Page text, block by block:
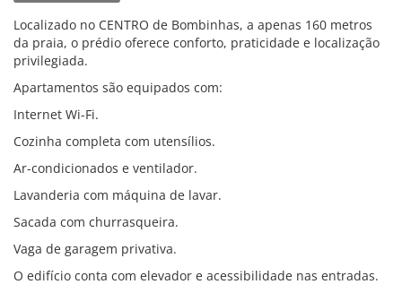
Localizado no CENTRO de Bombinhas, a apenas 160 metros
da praia, o prédio oferece conforto, praticidade e localização
privilegiada.
Apartamentos são equipados com:
Internet Wi-Fi.
Cozinha completa com utensílios.
Ar-condicionados e ventilador.
Lavanderia com máquina de lavar.
Sacada com churrasqueira.
Vaga de garagem privativa.
O edifício conta com elevador e acessibilidade nas entradas.